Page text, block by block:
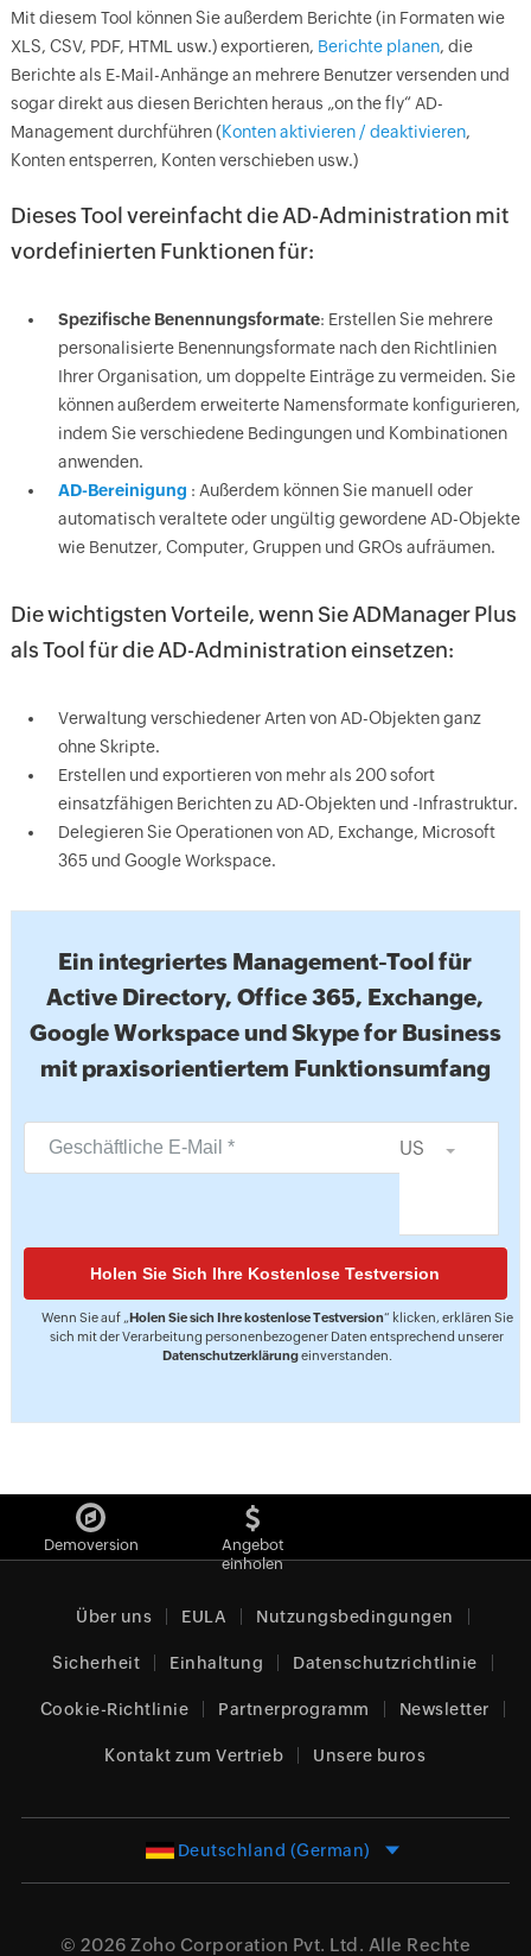
Mit diesem Tool können Sie außerdem Berichte (in Formaten wie
XLS, CSV, PDF, HTML usw.) exportieren, Berichte planen, die
Berichte als E-Mail-Anhänge an mehrere Benutzer versenden und
sogar direkt aus diesen Berichten heraus „on the fly“ AD-
Management durchführen (Konten aktivieren / deaktivieren,
Konten entsperren, Konten verschieben usw.)
Dieses Tool vereinfacht die AD-Administration mit
vordefinierten Funktionen für:
Spezifische Benennungsformate: Erstellen Sie mehrere
personalisierte Benennungsformate nach den Richtlinien
Ihrer Organisation, um doppelte Einträge zu vermeiden. Sie
können außerdem erweiterte Namensformate konfigurieren,
indem Sie verschiedene Bedingungen und Kombinationen
anwenden.
AD-Bereinigung : Außerdem können Sie manuell oder
automatisch veraltete oder ungültig gewordene AD-Objekte
wie Benutzer, Computer, Gruppen und GROs aufräumen.
Die wichtigsten Vorteile, wenn Sie ADManager Plus
als Tool für die AD-Administration einsetzen:
Verwaltung verschiedener Arten von AD-Objekten ganz
ohne Skripte.
Erstellen und exportieren von mehr als 200 sofort
einsatzfähigen Berichten zu AD-Objekten und -Infrastruktur.
Delegieren Sie Operationen von AD, Exchange, Microsoft
365 und Google Workspace.
Ein integriertes Management-Tool für
Active Directory, Office 365, Exchange,
Google Workspace und Skype for Business
mit praxisorientiertem Funktionsumfang
US
Wenn Sie auf „Holen Sie sich Ihre kostenlose Testversion“ klicken, erklären Sie
sich mit der Verarbeitung personenbezogener Daten entsprechend unserer
Datenschutzerklärungeinverstanden.
Demoversion
Angebot
einholen
Über uns EULA Nutzungsbedingungen
Sicherheit Einhaltung Datenschutzrichtlinie
Cookie-Richtlinie Partnerprogramm Newsletter
Kontakt zum Vertrieb Unsere buros
Deutschland (German)
© 2026 Zoho Corporation Pvt. Ltd. Alle Rechte